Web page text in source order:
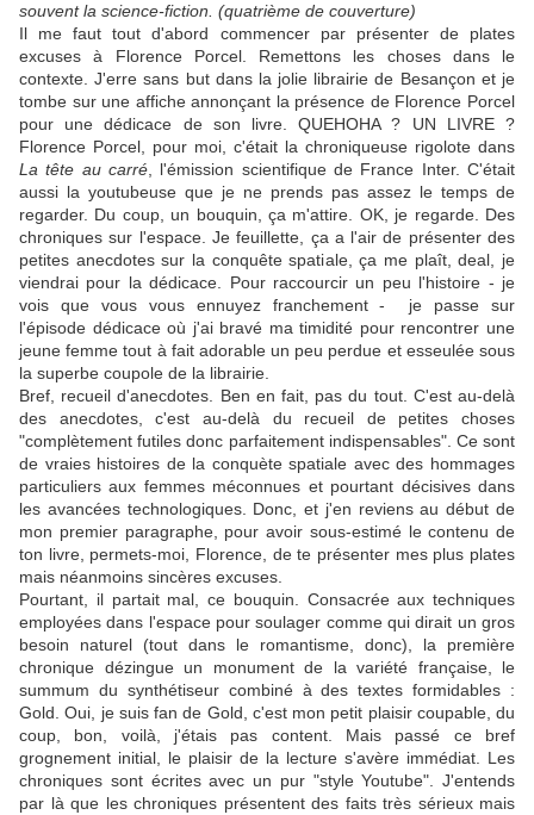
souvent la science-fiction. (quatrième de couverture)
Il me faut tout d'abord commencer par présenter de plates
excuses à Florence Porcel. Remettons les choses dans le
contexte. J'erre sans but dans la jolie librairie de Besançon et je
tombe sur une affiche annonçant la présence de Florence Porcel
pour une dédicace de son livre. QUEHOHA ? UN LIVRE ?
Florence Porcel, pour moi, c'était la chroniqueuse rigolote dans
La tête au carré , l'émission scientifique de France Inter. C'était
aussi la youtubeuse que je ne prends pas assez le temps de
regarder. Du coup, un bouquin, ça m'attire. OK, je regarde. Des
chroniques sur l'espace. Je feuillette, ça a l'air de présenter des
petites anecdotes sur la conquête spatiale, ça me plaît, deal, je
viendrai pour la dédicace. Pour raccourcir un peu l'histoire - je
vois que vous vous ennuyez franchement - je passe sur
l'épisode dédicace où j'ai bravé ma timidité pour rencontrer une
jeune femme tout à fait adorable un peu perdue et esseulée sous
la superbe coupole de la librairie.
Bref, recueil d'anecdotes. Ben en fait, pas du tout. C'est au-delà
des anecdotes, c'est au-delà du recueil de petites choses
"complètement futiles donc parfaitement indispensables". Ce sont
de vraies histoires de la conquète spatiale avec des hommages
particuliers aux femmes méconnues et pourtant décisives dans
les avancées technologiques. Donc, et j'en reviens au début de
mon premier paragraphe, pour avoir sous-estimé le contenu de
ton livre, permets-moi, Florence, de te présenter mes plus plates
mais néanmoins sincères excuses.
Pourtant, il partait mal, ce bouquin. Consacrée aux techniques
employées dans l'espace pour soulager comme qui dirait un gros
besoin naturel (tout dans le romantisme, donc), la première
chronique dézingue un monument de la variété française, le
summum du synthétiseur combiné à des textes formidables :
Gold. Oui, je suis fan de Gold, c'est mon petit plaisir coupable, du
coup, bon, voilà, j'étais pas content. Mais passé ce bref
grognement initial, le plaisir de la lecture s'avère immédiat. Les
chroniques sont écrites avec un pur "style Youtube". J'entends
par là que les chroniques présentent des faits très sérieux mais